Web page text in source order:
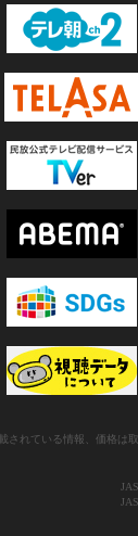
されている情報、価格は